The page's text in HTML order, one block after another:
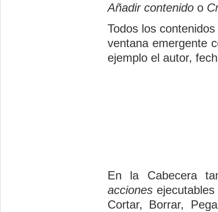
Añadir contenido o
Todos los
ventana emergente
ejemplo el autor,
En la Cabecera
acciones
Cortar, Borrar,